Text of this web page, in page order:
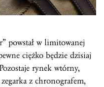
powstał w limitowanej
ciężko będzie dzisiaj
rynek wtórny,
z chronografem,